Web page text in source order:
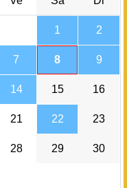
1 2
7 8 9
14 15 16
21 22 23
28 29 30